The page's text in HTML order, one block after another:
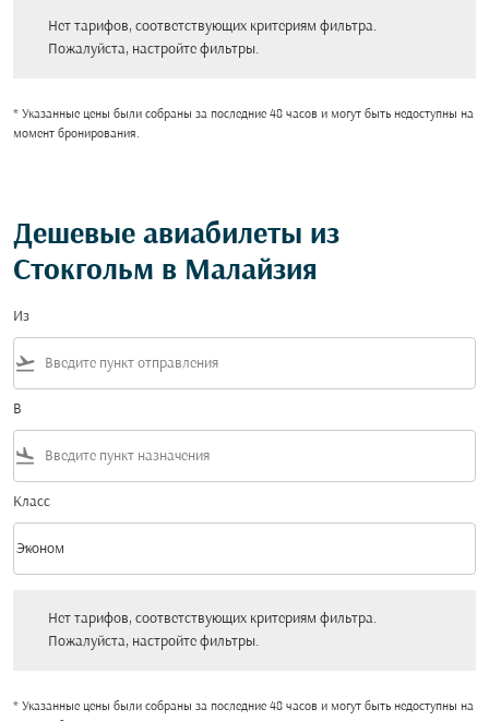
Нет тарифов, соответствующих критериям фильтра.
Пожалуйста, настройте фильтры.
* Указанные цены были собраны за последние 48 часов и могут быть недоступны на
момент бронирования.
Дешевые авиабилеты из
Стокгольм в Малайзия
Из
flight_takeoff
В
flight_land
Класс
Класс option Эконом Selected
Эконом
keyboard_arrow_down
Нет тарифов, соответствующих критериям фильтра.
Пожалуйста, настройте фильтры.
* Указанные цены были собраны за последние 48 часов и могут быть недоступны на